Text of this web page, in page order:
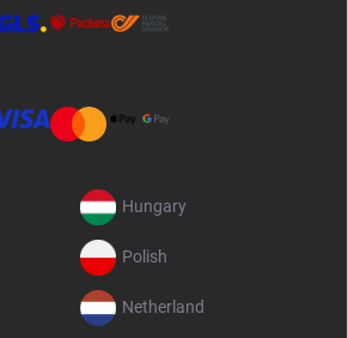
Hungary
Polish
Netherland